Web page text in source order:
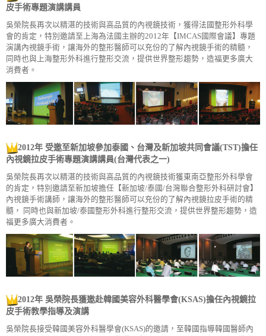
皮手術專題演講講員
吳榮院長再次以精湛的技術與高品質的內視鏡技術，獲得法國整形外科學
會的肯定，特別邀請至上海為法國主辦的2012年【IMCAS國際會議】專題
演講內視鏡手術，讓海外的整形醫師可以充份的了解內視鏡手術的精髓，
同時也與上海整形外科進行整形交流，提供世界整形趨勢，造福更多廣大
消費者。
2012年 受邀至新加坡參加泰國、台灣及新加坡共同會議(TST)擔任
內視鏡拉皮手術專題演講講員(台灣代表之一)
吳榮院長再次以精湛的技術與高品質的內視鏡技術獲東南亞整形外科學會
的肯定，特別邀請至新加坡擔任【新加坡/泰國/台灣聯合整形外科研討會】
內視鏡手術講師，讓海外的整形醫師可以充份的了解內視鏡拉皮手術的精
髓， 同時也與新加坡/泰國整形外科進行整形交流，提供世界整形趨勢，造
福更多廣大消費者。
2012年 吳榮院長獲邀赴韓國美容外科醫學會(KSAS)擔任內視鏡拉
皮手術教學指導及演講
吳榮院長接受韓國美容外科醫學會(KSAS)的邀請，至韓國指導韓國醫師內